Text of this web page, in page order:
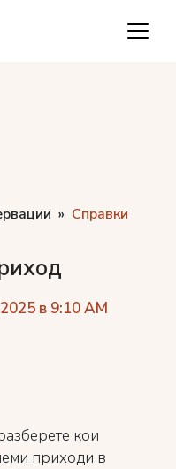
Справки
в 9:10 AM
кои
приходи в